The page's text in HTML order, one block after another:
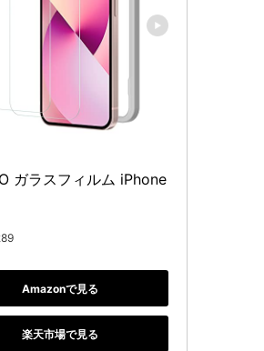
ガラスフィルム iPhone
Amazonで見る
楽天市場で見る